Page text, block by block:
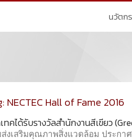
นวัตก
NECTEC Hall of Fame 2016
ทคได้รับรางวัลสำนักงานสีเขียว
ส่งเสริมคุณภาพสิ่งแวดล้อม ประกา